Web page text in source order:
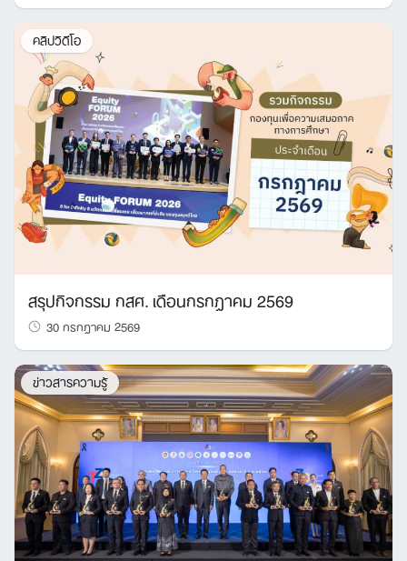
คลิปวิดีโอ
สรุปกิจกรรม กสศ. เดือนกรกฎาคม 2569
30 กรกฎาคม 2569
ข่าวสารความรู้